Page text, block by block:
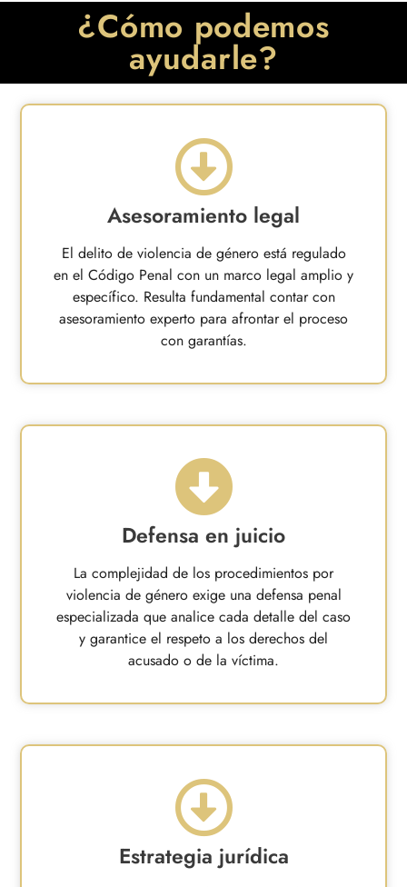
¿Cómo podemos
ayudarle?
Asesoramiento legal
El delito de violencia de género está regulado
en el Código Penal con un marco legal amplio y
específico. Resulta fundamental contar con
asesoramiento experto para afrontar el proceso
con garantías.
Defensa en juicio
La complejidad de los procedimientos por
violencia de género exige una defensa penal
especializada que analice cada detalle del caso
y garantice el respeto a los derechos del
acusado o de la víctima.
Estrategia jurídica